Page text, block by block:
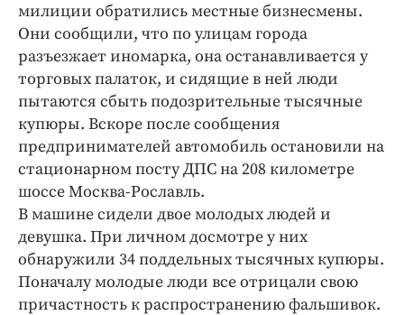
Праздники
Происшествия
Спорт
Экономика и бизнес
ПРОЕКТЫ
Блоги
Издания
Медиаперсона
Интересное чтиво
Клиника года
Бренд года
милиции обратились местные бизнесмены.
Они сообщили, что по улицам города
разъезжает иномарка, она останавливается у
торговых палаток, и сидящие в ней люди
пытаются сбыть подозрительные тысячные
купюры. Вскоре после сообщения
предпринимателей автомобиль остановили на
стационарном посту ДПС на 208 километре
шоссе Москва-Рославль.
В машине сидели двое молодых людей и
девушка. При личном досмотре у них
обнаружили 34 поддельных тысячных купюры.
Поначалу молодые люди все отрицали свою
причастность к распространению фальшивок.